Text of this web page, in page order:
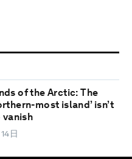
of the Arctic: The
most island’ isn’t
日